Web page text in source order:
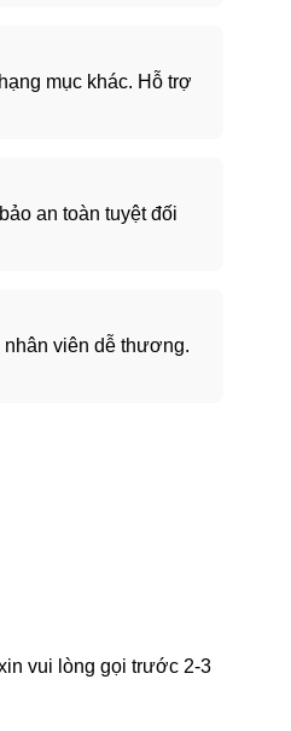
mục khác. Hỗ trợ
an toàn tuyệt đối
nhân viên dễ thương.
vui lòng gọi trước 2-3